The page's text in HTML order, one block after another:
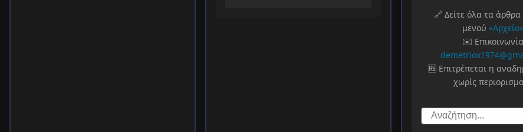
🔗 Δείτε όλα τα
μενού
✉️
🆓 Επιτρέπεται η
χωρίς